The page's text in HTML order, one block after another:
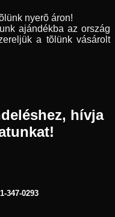
nyerõ áron!
ajándékba az ország
a tõlünk vásárolt
hívja
347-0293